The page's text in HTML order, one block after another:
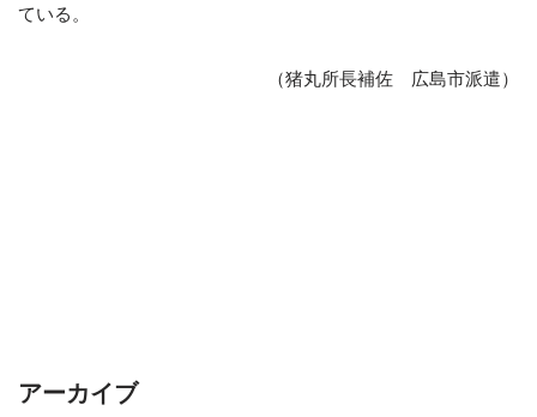
ている。
（猪丸所長補佐 広島市派遣）
アーカイブ